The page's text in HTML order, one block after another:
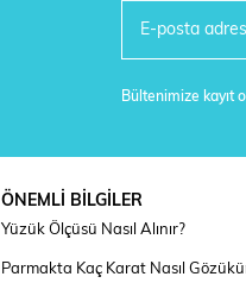
Bültenimize kayıt
ÖNEMLİ BİLGİLER
Yüzük Ölçüsü Nasıl Alınır?
Parmakta Kaç Karat Nasıl